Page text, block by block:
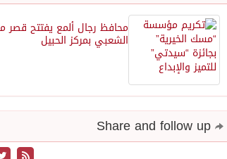
محافظ رجال ألمع يفتتح قصر
الشعبي بمركز الحبيل